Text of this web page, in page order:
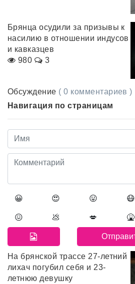
Брянца осудили за призывы к
насилию в отношении индусов
и кавказцев
980
3
Обсуждение ( 0 комментариев )
Навигация по страницам
😀 😍 😛 😷
😖 💩 💋 🤮
На брянской трассе 27-летний
лихач погубил себя и 23-
летнюю девушку